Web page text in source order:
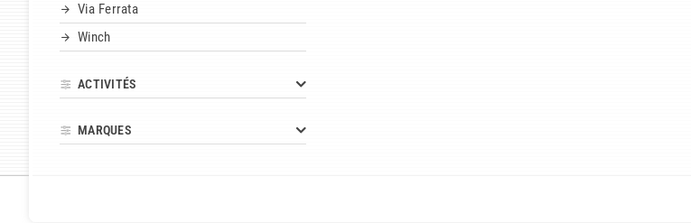
Via Ferrata
Winch
ACTIVITÉS
MARQUES